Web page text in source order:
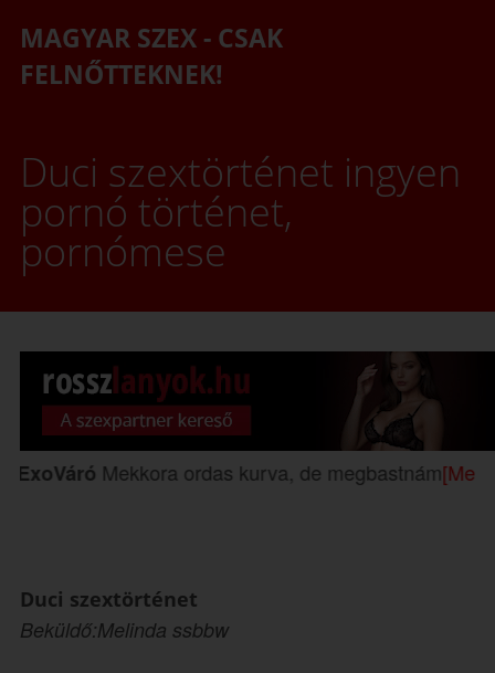
MAGYAR SZEX - CSAK
FELNŐTTEKNEK!
Duci szextörténet ingyen
pornó történet,
pornómese
Mekkora ordas kurva, de megbastnám[Melinda
Duci szextörténet
Beküldő:Melinda ssbbw